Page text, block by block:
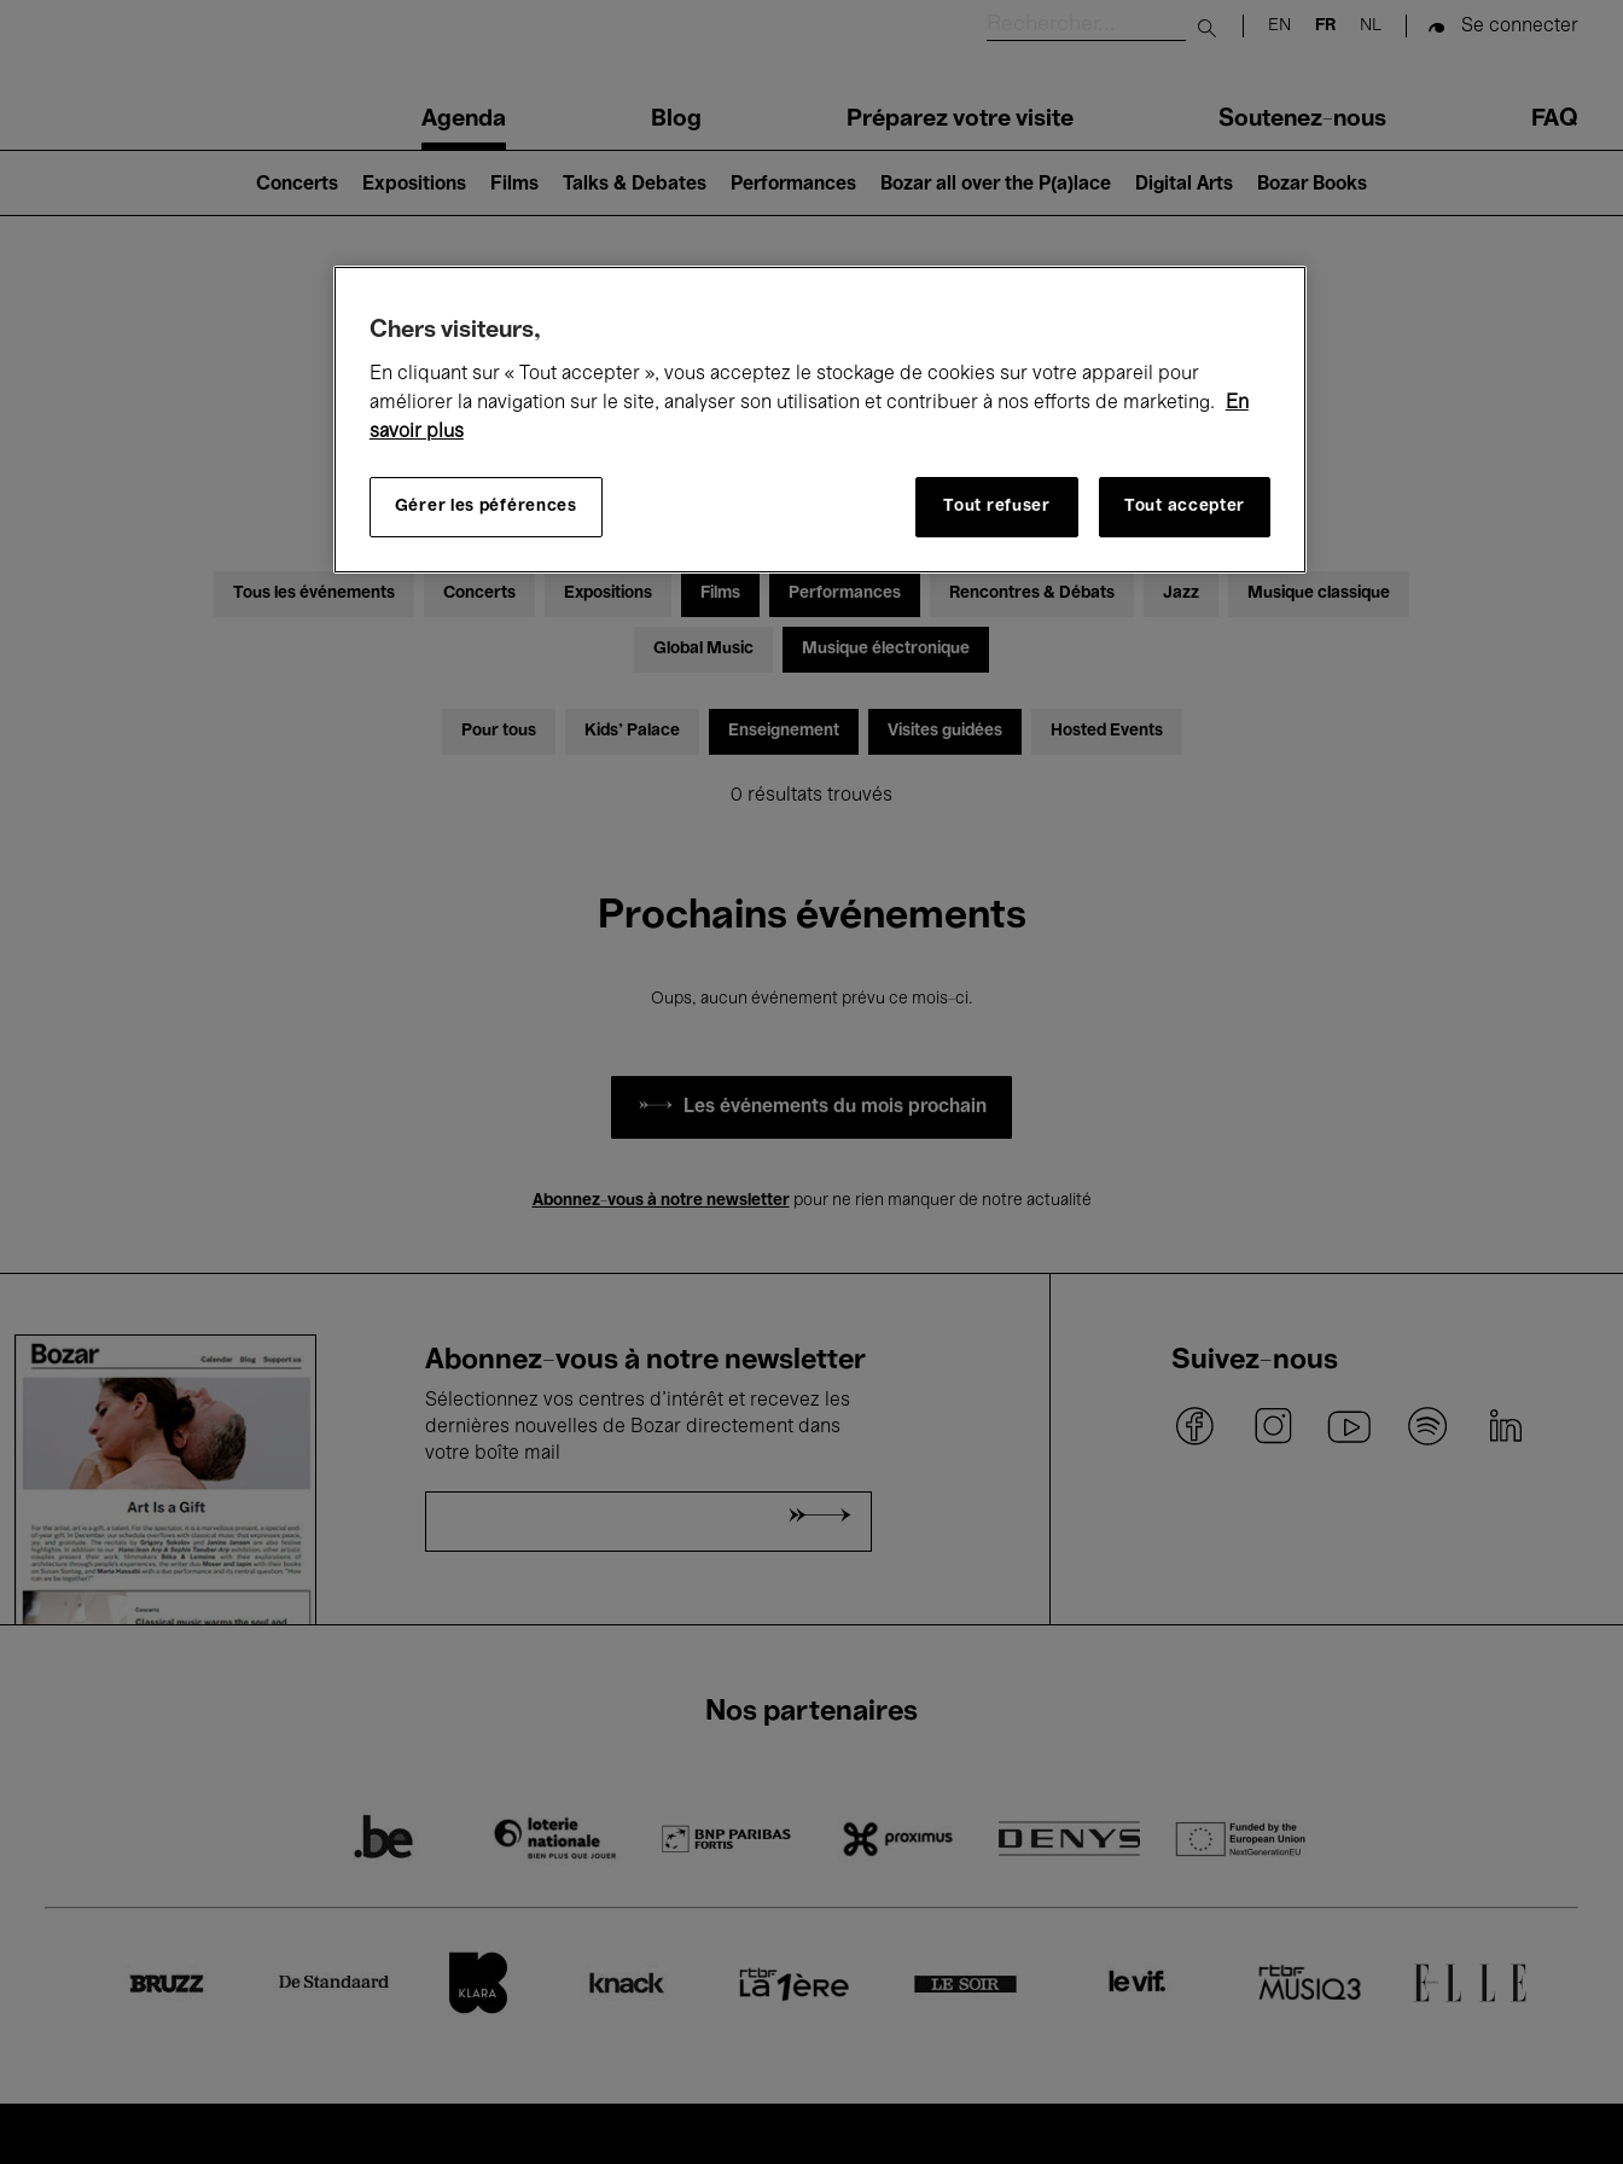
Submit search
EN FR NL Se connecter
navigationAgenda Blog Préparez votre visite Soutenez-nous FAQ
2)
Concerts Expositions Films Talks & Debates Performances Bozar all over the P(a)lace Digital Arts Bozar Books
Ce qui se passe à Bozar
Tous les événements Concerts Expositions Films Performances Rencontres & Débats Jazz Musique classique
Global Music Musique électronique
Pour tous Kids’ Palace Enseignement Visites guidées Hosted Events
0 résultats trouvés
Prochains événements
Oups, aucun événement prévu ce mois-ci.
Les événements du mois prochain
Abonnez-vous à notre newsletterpour ne rien manquer de notre actualité
Abonnez-vous à notre newsletter
Sélectionnez vos centres d'intérêt et recevez les
dernières nouvelles de Bozar directement dans
votre boîte mail
Suivez-nous
Nos partenaires
Chers visiteurs,
En cliquant sur « Tout accepter », vous acceptez le stockage de cookies sur votre appareil pour
améliorer la navigation sur le site, analyser son utilisation et contribuer à nos efforts de marketing.
En
savoir plus
Gérer les péférences Tout refuser Tout accepter